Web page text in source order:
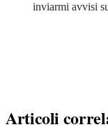
inviarmi avvisi
Articoli